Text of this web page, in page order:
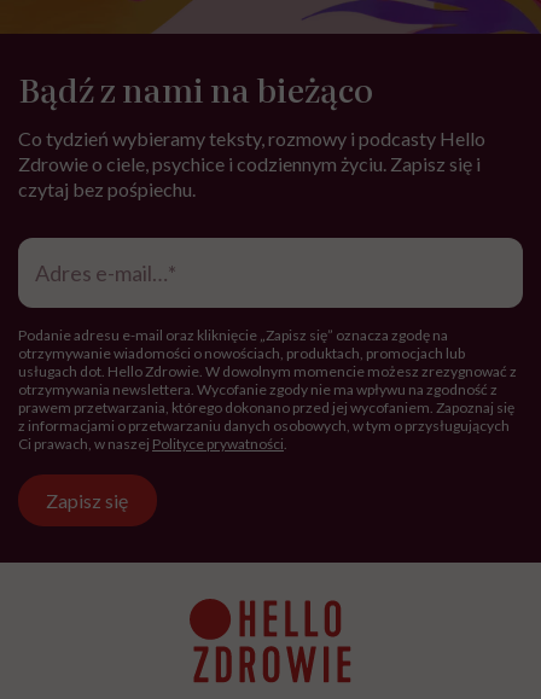
Bądź z nami na bieżąco
Co tydzień wybieramy teksty, rozmowy i podcasty Hello
Zdrowie o ciele, psychice i codziennym życiu. Zapisz się i
czytaj bez pośpiechu.
Adres
mail*
Podanie adresu e-mail oraz kliknięcie „Zapisz się” oznacza zgodę na
otrzymywanie wiadomości o nowościach, produktach, promocjach lub
usługach dot. Hello Zdrowie. W dowolnym momencie możesz zrezygnować z
otrzymywania newslettera. Wycofanie zgody nie ma wpływu na zgodność z
prawem przetwarzania, którego dokonano przed jej wycofaniem. Zapoznaj się
z informacjami o przetwarzaniu danych osobowych, w tym o przysługujących
Ci prawach, w naszej Polityce prywatności.
Zapisz się